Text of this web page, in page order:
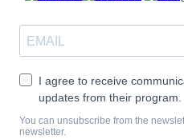
I agree to receive
updates from their program.
You can unsubscribe from the
newsletter.